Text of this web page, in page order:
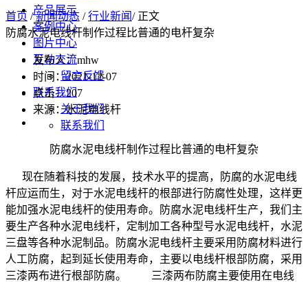
产品展示
案例中心
图片中心
互动交流
留言反馈
联系我们
关于我们
联系我们
首页 /新闻动态 /行业新闻/ 正文
防腐水泥电线杆制作过程比普通的电杆复杂
发布人：mhw
时间：2021-12-07
点击：207
来源：水泥电线杆
防腐水泥电线杆制作过程比普通的电杆复杂
现在随着科技的发展，技术水平的提高，防腐的水泥电线
杆应运而生，对于水泥电线杆的根部进行防腐性处理，这样更
能加强水泥电线杆的使用寿命。防腐水泥电线杆生产，我们主
要生产各种水泥电线杆，定制加工各种型号水泥电线杆，水泥
三盘等各种水泥制品。防腐水泥电线杆主要采用防腐材料进行
人工防腐，起到延长使用寿命，主要以电线杆根部防腐，采用
三漆两布进行根部防腐。 三漆两布防腐主要使用在电线